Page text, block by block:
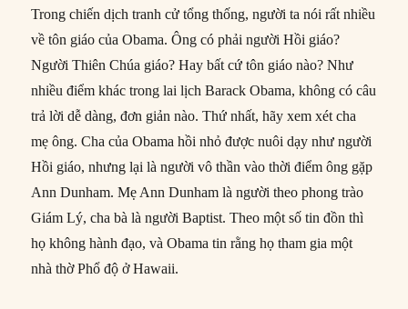
Trong chiến dịch tranh cử tổng thống, người ta nói rất nhiều
về tôn giáo của Obama. Ông có phải người Hồi giáo?
Người Thiên Chúa giáo? Hay bất cứ tôn giáo nào? Như
nhiều điểm khác trong lai lịch Barack Obama, không có câu
trả lời dễ dàng, đơn giản nào. Thứ nhất, hãy xem xét cha
mẹ ông. Cha của Obama hồi nhỏ được nuôi dạy như người
Hồi giáo, nhưng lại là người vô thần vào thời điểm ông gặp
Ann Dunham. Mẹ Ann Dunham là người theo phong trào
Giám Lý, cha bà là người Baptist. Theo một số tin đồn thì
họ không hành đạo, và Obama tin rằng họ tham gia một
nhà thờ Phổ độ ở Hawaii.